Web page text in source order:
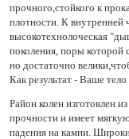
прочного,стойкого к
плотности. К внутренней
высокотехнолоческая
поколения, поры которой
но достаточно
Как результат - Ваше
Район колен изготовлен
прочности и имеет
падения на камни.